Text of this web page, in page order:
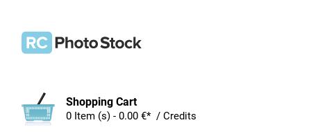
Shopping Cart
0 Item (s) - 0.00 €* / Credits